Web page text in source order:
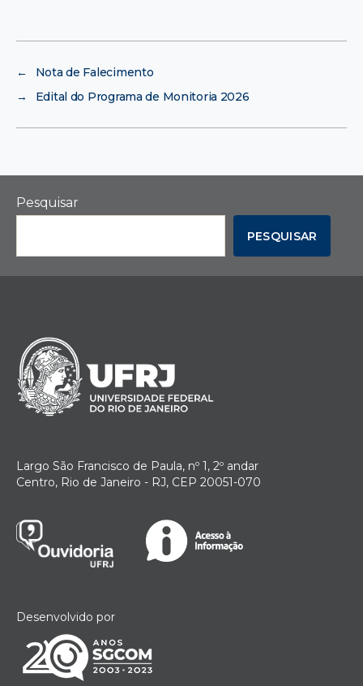
←
Nota de Falecimento
→
Edital do Programa de Monitoria 2026
Pesquisar
PESQUISAR
Largo São Francisco de Paula, nº 1, 2º andar
Centro, Rio de Janeiro - RJ, CEP 20051-070
Desenvolvido por